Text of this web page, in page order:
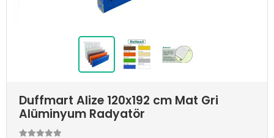
Duffmart Alize 120x192 cm Mat Gri
Alüminyum Radyatör